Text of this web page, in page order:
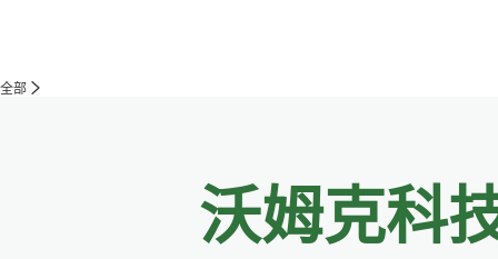
全部
沃姆克科